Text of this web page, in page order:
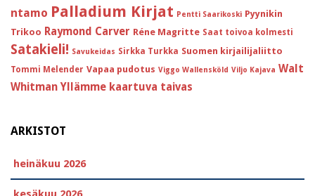
ntamo Palladium Kirjat Pentti Saarikoski Pyynikin
Trikoo Raymond Carver Réne Magritte Saat toivoa kolmesti
Satakieli! Savukeidas Sirkka Turkka Suomen kirjailijaliitto
Tommi Melender Vapaa pudotus Viggo Wallensköld Viljo Kajava Walt
Whitman Yllämme kaartuva taivas
ARKISTOT
heinäkuu 2026